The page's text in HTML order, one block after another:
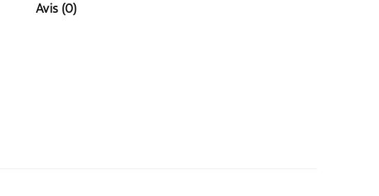
Avis (0)